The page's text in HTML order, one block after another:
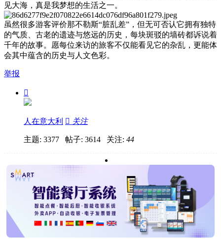
见大海，真是我梦想的生活之一。
虽然很多游客评价那不勒斯“脏乱差”，但无可否认它拥有独特
的气质、古老的遗迹与悠远的历史，每块斑驳的墙砖都诉说着
千年的故事。愿每位来访的旅客不仅能看见它的杂乱，更能体
会其中蕴含的历史与人文色彩。
举报

人在意大利  关注
主题: 3377 帖子: 3614 关注: 44